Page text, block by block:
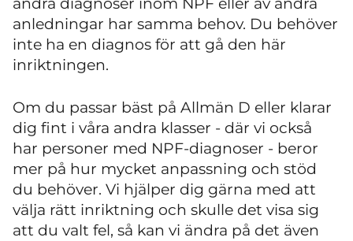
anledningar har samma behov. Du behöver
inte ha en diagnos för att gå den här
inriktningen.
Om du passar bäst på Allmän D eller klarar
dig fint i våra andra klasser - där vi också
har personer med NPF-diagnoser - beror
mer på hur mycket anpassning och stöd
du behöver. Vi hjälper dig gärna med att
välja rätt inriktning och skulle det visa sig
att du valt fel, så kan vi ändra på det även